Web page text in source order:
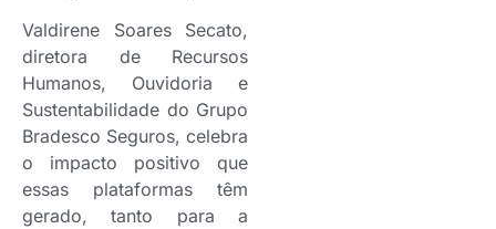
Valdirene Soares Secato,
diretora de Recursos
Humanos, Ouvidoria e
Sustentabilidade do Grupo
Bradesco Seguros, celebra
o impacto positivo que
essas plataformas têm
gerado, tanto para a